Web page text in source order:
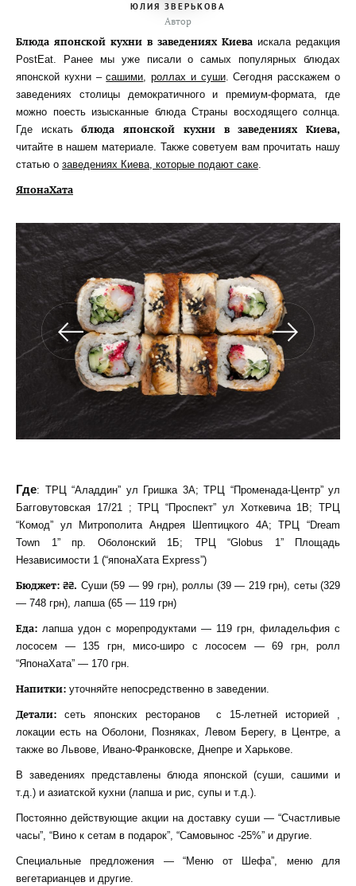
ЮЛИЯ ЗВЕРЬКОВА
Автор
Блюда японской кухни в заведениях Киева искала редакция
PostEat. Ранее мы уже писали о самых популярных блюдах
японской кухни –сашими,роллах и суши. Сегодня расскажем о
заведениях столицы демократичного и премиум-формата, где
можно поесть изысканные блюда Страны восходящего солнца.
Где искатьблюда японской кухни в заведениях Киева,
читайте в нашем материале. Также советуем вам прочитать нашу
статью о заведениях Киева, которые подают саке.
ЯпонаХата
Где: ТРЦ “Аладдин” ул Гришка 3А; ТРЦ “Променада-Центр” ул
Багговутовская 17/21 ; ТРЦ “Проспект” ул Хоткевича 1В; ТРЦ
“Комод” ул Митрополита Андрея Шептицкого 4А; ТРЦ “Dream
Town 1” пр. Оболонский 1Б; ТРЦ “Globus 1” Площадь
Независимости 1 (“японаХата Express”)
Бюджет: ₴₴. Суши (59 — 99 грн), роллы (39 — 219 грн), сеты (329
— 748 грн), лапша (65 — 119 грн)
Еда: лапша удон с морепродуктами — 119 грн, филадельфия с
лососем — 135 грн, мисо-широ с лососем — 69 грн, ролл
“ЯпонаХата” — 170 грн.
Напитки: уточняйте непосредственно в заведении.
Детали: сеть японских ресторанов с 15-летней историей ,
локации есть на Оболони, Позняках, Левом Берегу, в Центре, а
также во Львове, Ивано-Франковске, Днепре и Харькове.
В заведениях представлены блюда японской (суши, сашими и
т.д.) и азиатской кухни (лапша и рис, супы и т.д.).
Постоянно действующие акции на доставку суши — “Счастливые
часы”, “Вино к сетам в подарок”, “Самовынос -25%” и другие.
Специальные предложения — “Меню от Шефа”, меню для
вегетарианцев и другие.